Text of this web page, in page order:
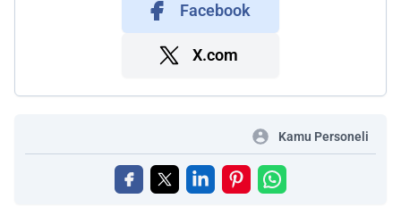
Facebook
X.com
Kamu Personeli